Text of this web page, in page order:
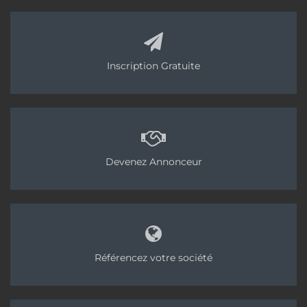
L’accent a été mis sur la réduction de la pollution
maîtrisés, ainsi que l’économie de carburant. Ceci,
avec une gestion avancée de la puissance moteur.
<< Partie 5 Partie 7 >>
Pompe à chape fluide
Inscription Gratuite
Devenez Annonceur
Référencez votre société